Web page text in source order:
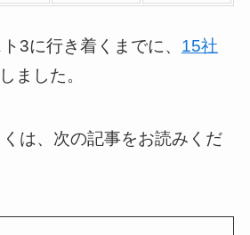
3に行き着くまでに、 15社
ました。
は、次の記事をお読みくだ